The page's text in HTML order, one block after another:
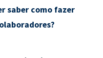
saber como fazer